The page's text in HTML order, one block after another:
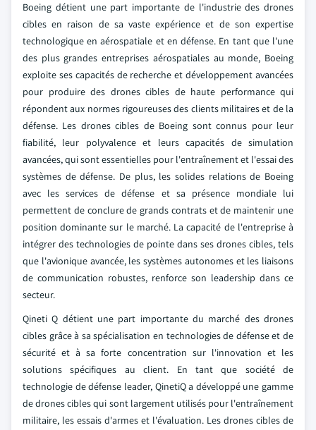
Boeing détient une part importante de l'industrie des drones
cibles en raison de sa vaste expérience et de son expertise
technologique en aérospatiale et en défense. En tant que l'une
des plus grandes entreprises aérospatiales au monde, Boeing
exploite ses capacités de recherche et développement avancées
pour produire des drones cibles de haute performance qui
répondent aux normes rigoureuses des clients militaires et de la
défense. Les drones cibles de Boeing sont connus pour leur
fiabilité, leur polyvalence et leurs capacités de simulation
avancées, qui sont essentielles pour l'entraînement et l'essai des
systèmes de défense. De plus, les solides relations de Boeing
avec les services de défense et sa présence mondiale lui
permettent de conclure de grands contrats et de maintenir une
position dominante sur le marché. La capacité de l'entreprise à
intégrer des technologies de pointe dans ses drones cibles, tels
que l'avionique avancée, les systèmes autonomes et les liaisons
de communication robustes, renforce son leadership dans ce
secteur.
Qineti Q détient une part importante du marché des drones
cibles grâce à sa spécialisation en technologies de défense et de
sécurité et à sa forte concentration sur l'innovation et les
solutions spécifiques au client. En tant que société de
technologie de défense leader, QinetiQ a développé une gamme
de drones cibles qui sont largement utilisés pour l'entraînement
militaire, les essais d'armes et l'évaluation. Les drones cibles de